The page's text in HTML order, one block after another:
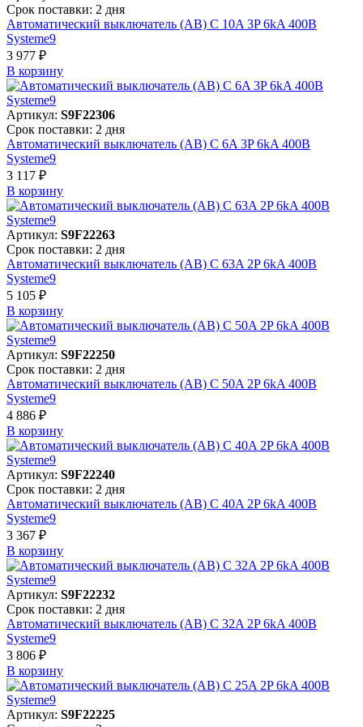
Срок поставки: 2 дня
Автоматический выключатель (АВ) C 10A 3P 6kA 400В
Systeme9
3 977 ₽
В корзинy
Артикул: S9F22306
Срок поставки: 2 дня
Автоматический выключатель (АВ) C 6A 3P 6kA 400В
Systeme9
3 117 ₽
В корзинy
Артикул: S9F22263
Срок поставки: 2 дня
Автоматический выключатель (АВ) C 63A 2P 6kA 400В
Systeme9
5 105 ₽
В корзинy
Артикул: S9F22250
Срок поставки: 2 дня
Автоматический выключатель (АВ) C 50A 2P 6kA 400В
Systeme9
4 886 ₽
В корзинy
Артикул: S9F22240
Срок поставки: 2 дня
Автоматический выключатель (АВ) C 40A 2P 6kA 400В
Systeme9
3 367 ₽
В корзинy
Артикул: S9F22232
Срок поставки: 2 дня
Автоматический выключатель (АВ) C 32A 2P 6kA 400В
Systeme9
3 806 ₽
В корзинy
Артикул: S9F22225